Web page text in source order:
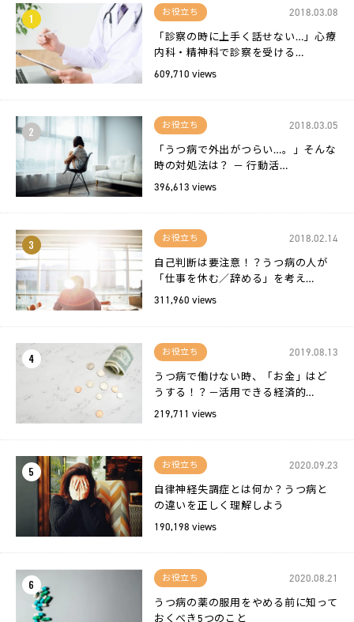
1 お役立ち
2018.03.08
「診察の時に上手く話せない…」心療
内科・精神科で診察を受ける…
609,710 views
2 お役立ち
2018.03.05
「うつ病で外出がつらい…。」そんな
時の対処法は？ － 行動活…
396,613 views
3 お役立ち
2018.02.14
自己判断は要注意！？うつ病の人が
「仕事を休む／辞める」を考え…
311,960 views
4 お役立ち
2019.08.13
うつ病で働けない時、「お金」はど
うする！？－活用できる経済的…
219,711 views
5 お役立ち
2020.09.23
自律神経失調症とは何か？うつ病と
の違いを正しく理解しよう
190,198 views
6 お役立ち
2020.08.21
うつ病の薬の服用をやめる前に知って
おくべき5つのこと